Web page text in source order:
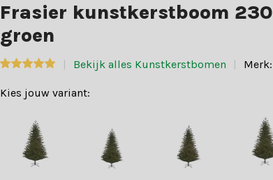
Frasier kunstkerstboom
groen
Bekijk alles Kunstkerstbomen Merk:
Kies jouw variant: